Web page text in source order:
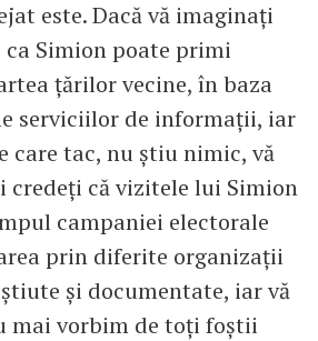
este. Dacă vă imaginați
Simion poate primi
țărilor vecine, în baza
serviciilor de informații, iar
care tac, nu știu nimic, vă
credeți că vizitele lui Simion
campaniei electorale
prin diferite organizații
și documentate, iar vă
mai vorbim de toți foștii